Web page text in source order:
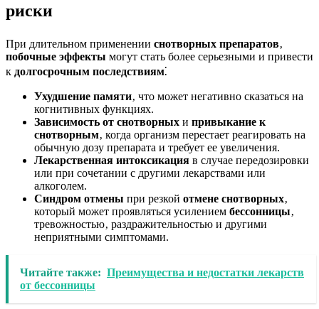
риски
При длительном применении снотворных препаратов‚
побочные эффекты могут стать более серьезными и привести
к долгосрочным последствиям⁚
Ухудшение памяти‚ что может негативно сказаться на
когнитивных функциях.
Зависимость от снотворных и привыкание к
снотворным‚ когда организм перестает реагировать на
обычную дозу препарата и требует ее увеличения.
Лекарственная интоксикация в случае передозировки
или при сочетании с другими лекарствами или
алкоголем.
Синдром отмены при резкой отмене снотворных‚
который может проявляться усилением бессонницы‚
тревожностью‚ раздражительностью и другими
неприятными симптомами.
Читайте также: Преимущества и недостатки лекарств
от бессонницы